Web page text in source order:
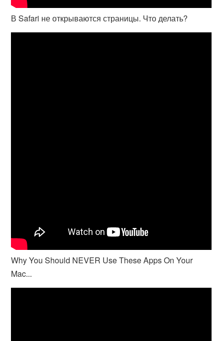
В Safari не открываются страницы. Что делать?
Why You Should NEVER Use These Apps On Your
Mac...